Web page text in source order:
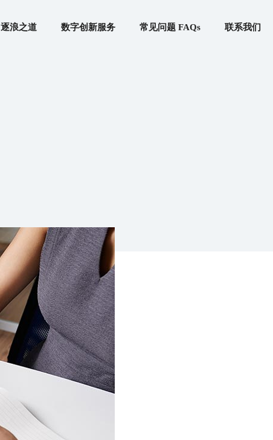
逐浪之道 数字创新服务 常见问题 FAQs 联系我们